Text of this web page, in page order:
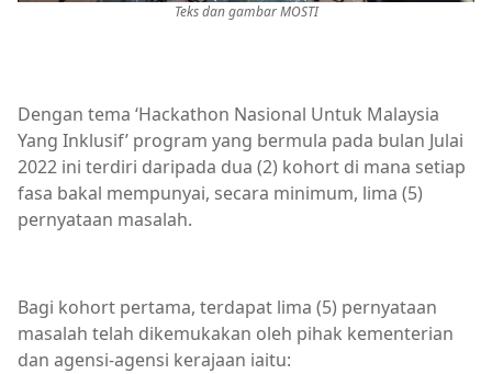
Teks dan gambar MOSTI
Dengan tema ‘Hackathon Nasional Untuk Malaysia
Yang Inklusif’ program yang bermula pada bulan Julai
2022 ini terdiri daripada dua (2) kohort di mana setiap
fasa bakal mempunyai, secara minimum, lima (5)
pernyataan masalah.
Bagi kohort pertama, terdapat lima (5) pernyataan
masalah telah dikemukakan oleh pihak kementerian
dan agensi-agensi kerajaan iaitu: